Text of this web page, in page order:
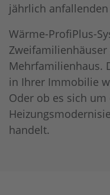
jährlich
Wärme-ProfiPlus-
Mehrfamilienhaus.
in Ihrer Immobilie
Oder ob es sich um
handelt.